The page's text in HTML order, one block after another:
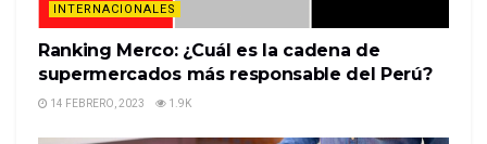
INTERNACIONALES
Ranking Merco: ¿Cuál es la cadena de
supermercados más responsable del Perú?
14 FEBRERO, 2023 1.9K